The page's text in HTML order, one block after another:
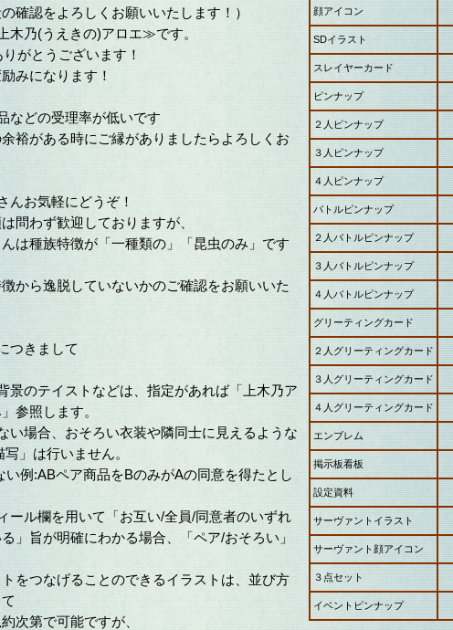
顔アイコン
SDイラスト
スレイヤーカード
ピンナップ
２人ピンナップ
３人ピンナップ
４人ピンナップ
バトルピンナップ
２人バトルピンナップ
３人バトルピンナップ
４人バトルピンナップ
グリーティングカード
２人グリーティングカード
３人グリーティングカード
４人グリーティングカード
エンブレム
掲示板看板
設定資料
サーヴァントイラスト
サーヴァント顔アイコン
３点セット
イベントピンナップ
確認をよろしくお願いいたします！）
木乃(うえきの)アロエ≫です。
がとうございます！
みになります！
などの受理率が低いです
裕がある時にご縁がありましたらよろしくお
んお気軽にどうぞ！
問わず歓迎しておりますが、
は種族特徴が「一種類の」「昆虫のみ」です
から逸脱していないかのご確認をお願いいた
つきまして
景のテイストなどは、指定があれば「上木乃ア
参照します。
い場合、おそろい衣装や隣同士に見えるような
」は行いません。
い例:ABペア商品をBのみがAの同意を得たとし
ール欄を用いて「お互い/全員/同意者のいずれ
」旨が明確にわかる場合、「ペア/おそろい」
をつなげることのできるイラストは、並び方
次第で可能ですが、